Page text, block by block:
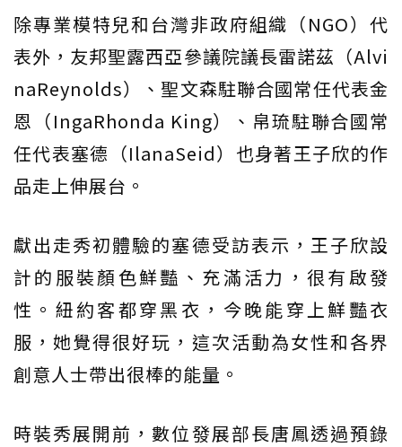
除專業模特兒和台灣非政府組織（NGO）代
表外，友邦聖露西亞參議院議長雷諾茲（Alvi
naReynolds）、聖文森駐聯合國常任代表金
恩（IngaRhonda King）、帛琉駐聯合國常
任代表塞德（IlanaSeid）也身著王子欣的作
品走上伸展台。
獻出走秀初體驗的塞德受訪表示，王子欣設
計的服裝顏色鮮豔、充滿活力，很有啟發
性。紐約客都穿黑衣，今晚能穿上鮮豔衣
服，她覺得很好玩，這次活動為女性和各界
創意人士帶出很棒的能量。
時裝秀展開前，數位發展部長唐鳳透過預錄